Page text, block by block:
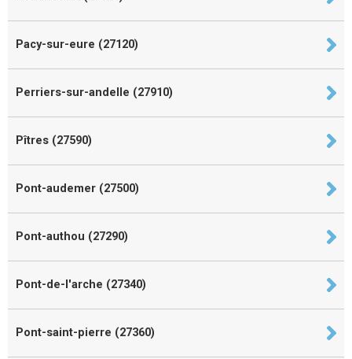
Pacy-sur-eure (27120)
Perriers-sur-andelle (27910)
Pîtres (27590)
Pont-audemer (27500)
Pont-authou (27290)
Pont-de-l'arche (27340)
Pont-saint-pierre (27360)